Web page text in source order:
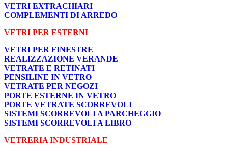
VETRI EXTRACHIARI
COMPLEMENTI DI ARREDO
VETRI PER ESTERNI
VETRI PER FINESTRE
REALIZZAZIONE VERANDE
VETRATE E RETINATI
PENSILINE IN VETRO
VETRATE PER NEGOZI
PORTE ESTERNE IN VETRO
PORTE VETRATE SCORREVOLI
SISTEMI SCORREVOLI A PARCHEGGIO
SISTEMI SCORREVOLI A LIBRO
VETRERIA INDUSTRIALE